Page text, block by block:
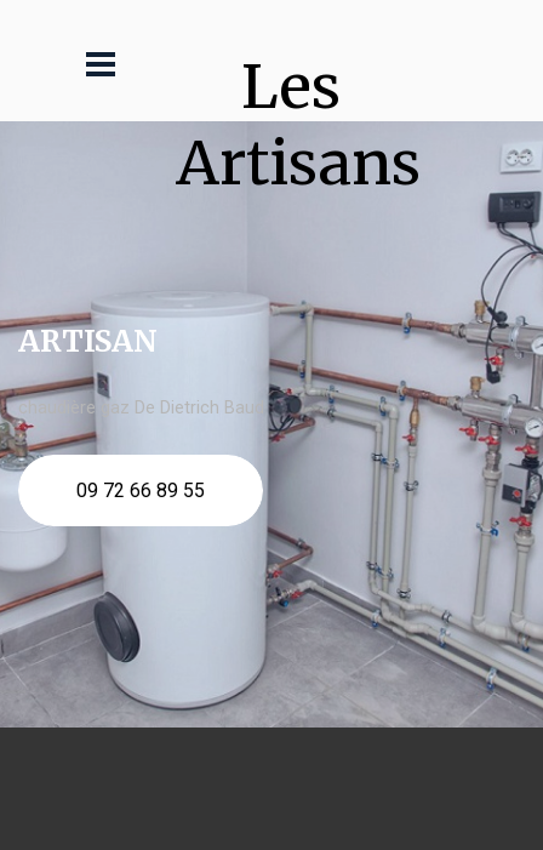
Les
Artisans
ARTISAN
chaudière gaz De Dietrich Baud
09 72 66 89 55